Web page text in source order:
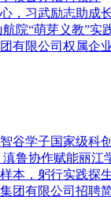
，习武励志助成
院“萌芽义教”实
有限公司权属企